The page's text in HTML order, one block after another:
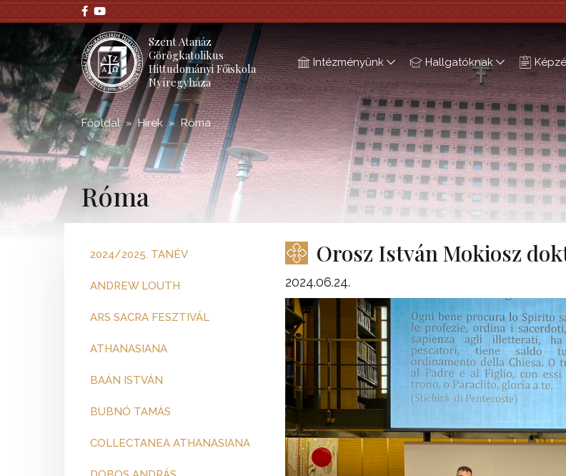
Szent Atanáz
Görögkatolikus
Hittudományi Főiskola
Nyíregyháza
Intézményünk Hallgatóknak
Főoldal Hírek Róma
Róma
2024/2025. TANÉV
ANDREW LOUTH
ARS SACRA FESZTIVÁL
ATHANASIANA
BAÁN ISTVÁN
BUBNÓ TAMÁS
COLLECTANEA ATHANASIANA
Orosz István Mokiosz
2024.06.24.